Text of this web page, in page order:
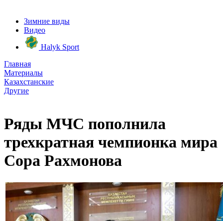
Зимние виды
Видео
Halyk Sport
Главная
Материалы
Казахстанские
Другие
Ряды МЧС пополнила
трехкратная чемпионка мира
Сора Рахмонова